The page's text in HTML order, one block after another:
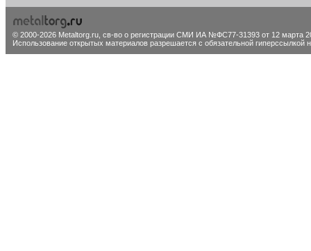
© 2000-2026 Metaltorg.ru, св-во о регистрации СМИ ИА №ФС77-31393 от 12 марта
Использование открытых материалов разрешается с обязательной гиперссылкой